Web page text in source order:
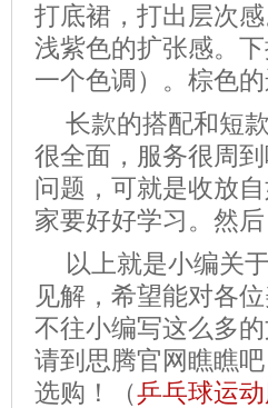
打底裙，打出层次
浅紫色的扩张感。
一个色调）。棕色
长款的搭配和短
很全面，服务很周
问题，可就是收放
家要好好学习。然
以上就是小编关
见解，希望能对各
不往小编写这么多
请到思腾官网瞧瞧
选购！（乒乓球运